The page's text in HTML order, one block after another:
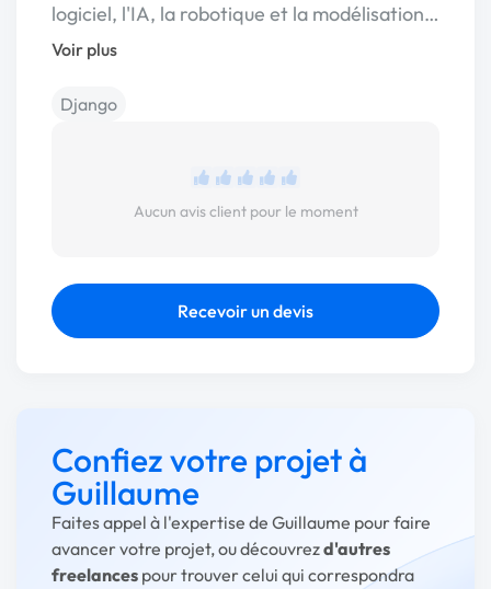
logiciel, l'IA, la robotique et la modélisation…
Voir plus
Django
Aucun avis client pour le moment
Recevoir un devis
Confiez votre projet à
Guillaume
Faites appel à l'expertise de Guillaume pour faire
avancer votre projet, ou découvrezd'autres
freelances pour trouver celui qui correspondra